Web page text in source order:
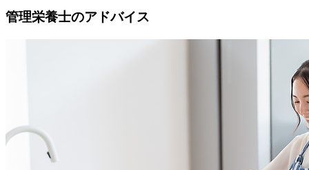
管理栄養士のアドバイス